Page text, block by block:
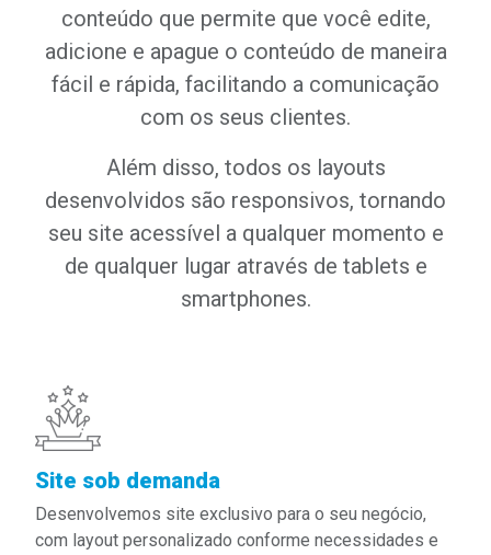
conteúdo que permite que você edite,
adicione e apague o conteúdo de maneira
fácil e rápida, facilitando a comunicação
com os seus clientes.
Além disso, todos os layouts
desenvolvidos são responsivos, tornando
seu site acessível a qualquer momento e
de qualquer lugar através de tablets e
smartphones.
Site sob demanda
Desenvolvemos site exclusivo para o seu negócio,
com layout personalizado conforme necessidades e